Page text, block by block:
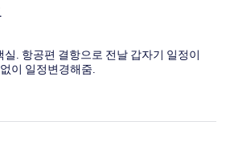
. 항공편 결항으로 전날 갑자기 일정이
이 일정변경해줌.